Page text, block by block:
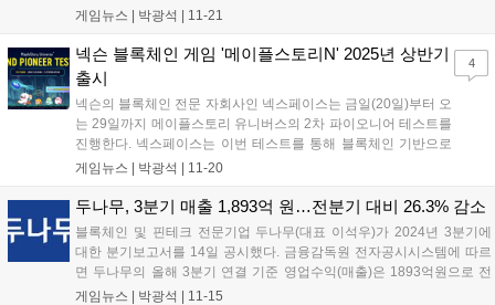
(ProxyPlanet)과 전략적 파트너십을 체결했다고 11월 20일 밝혔
입지를 강화하고,...
게임뉴스 | 박광석 11-21
넥슨 블록체인 게임 '메이플스토리N' 2025년 상반기
출시
넥슨의 블록체인 전문 자회사인 넥스페이스는 금일(20일)부터 오
는 29일까지 메이플스토리 유니버스의 2차 파이오니어 테스트를
진행한다. 넥스페이스는 이번 테스트를 통해 블록체인 기반으로
제작 중인 PC MMORPG '메이플스토리N'을 비롯해 마켓플레이
차 테스트는 약 1천여명 규모로 진행됐던...
게임뉴스 | 박광석 11-20
4
두나무, 3분기 매출 1,893억 원…전분기 대비 26.3% 감소
블록체인 및 핀테크 전문기업 두나무(대표 이석우)가 2024년 3분기에
대한 분기보고서를 14일 공시했다. 금융감독원 전자공시시스템에 따르
면 두나무의 올해 3분기 연결 기준 영업수익(매출)은 1893억원으로 전
분기(2570억원) 대비 26.3% 감소했다. 영업이익은 839억원으로 전분기
게임뉴스 | 박광석 11-15